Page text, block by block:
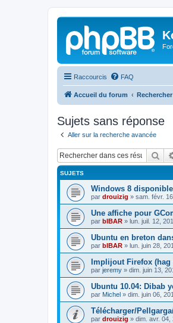
Raccourcis FAQ
Accueil du forum Rechercher
Sujets sans réponse
Aller sur la recherche avancée
SUJETS
Windows 8
par drouizig » sam. févr.
Une affiche pour
par bIBAR » lun. juil. 12,
Ubuntu en breton
par bIBAR » lun. juin 28,
Implijout Firefox
par jeremy » dim. juin 13,
Ubuntu 10.04: Dibab
par Michel » dim. juin 06,
Télécharger/
par drouizig » dim. avr. 04,